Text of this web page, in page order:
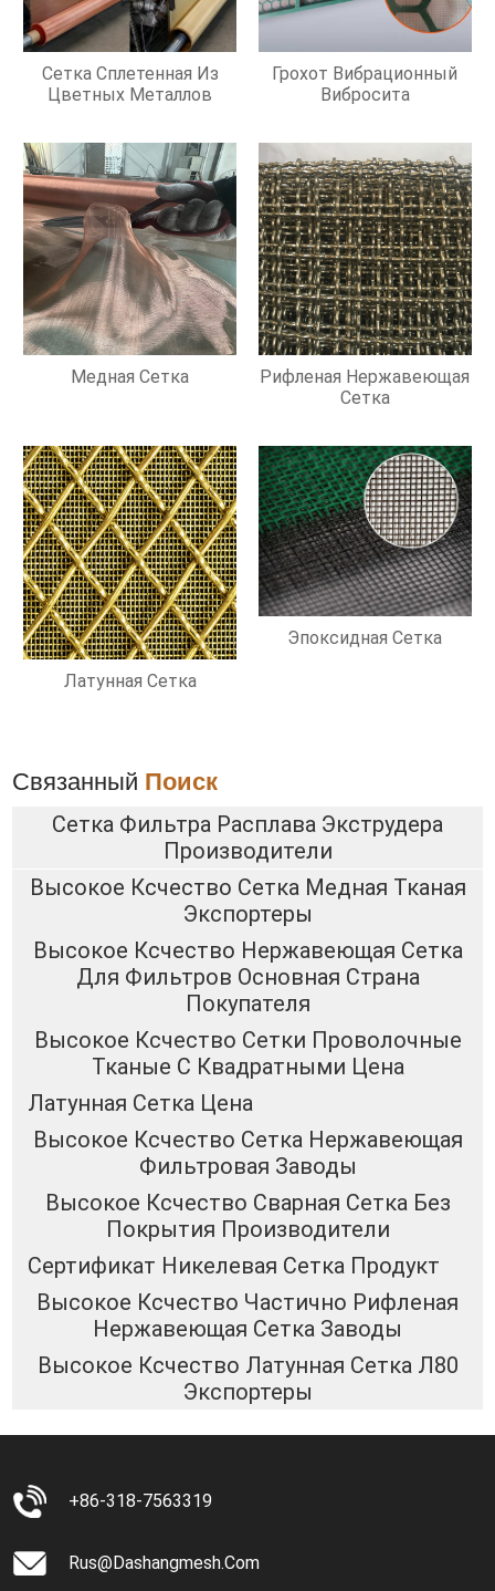
Сетка Сплетенная Из
Цветных Металлов
Грохот Вибрационный
Вибросита
Медная Сетка
Рифленая Нержавеющая
Сетка
Латунная Сетка
Эпоксидная Сетка
Связанный Поиск
Сетка Фильтра Расплава Экструдера
Производители
Высокое Ксчество Сетка Медная Тканая
Экспортеры
Высокое Ксчество Нержавеющая Сетка
Для Фильтров Основная Страна
Покупателя
Высокое Ксчество Сетки Проволочные
Тканые С Квадратными Цена
Латунная Сетка Цена
Высокое Ксчество Сетка Нержавеющая
Фильтровая Заводы
Высокое Ксчество Сварная Сетка Без
Покрытия Производители
Сертификат Никелевая Сетка Продукт
Высокое Ксчество Частично Рифленая
Нержавеющая Сетка Заводы
Высокое Ксчество Латунная Сетка Л80
Экспортеры
+86-318-7563319
Rus@dashangmesh.com